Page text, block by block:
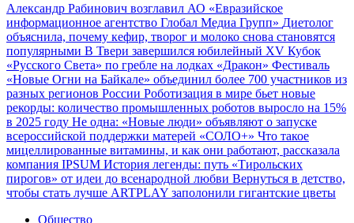
Александр Рабинович возглавил АО «Евразийское
информационное агентство Глобал Медиа Групп» Диетолог
объяснила, почему кефир, творог и молоко снова становятся
популярными В Твери завершился юбилейный XV Кубок
«Русского Света» по гребле на лодках «Дракон» Фестиваль
«Новые Огни на Байкале» объединил более 700 участников из
разных регионов России Роботизация в мире бьет новые
рекорды: количество промышленных роботов выросло на 15%
в 2025 году Не одна: «Новые люди» объявляют о запуске
всероссийской поддержки матерей «СОЛО+» Что такое
мицеллированные витамины, и как они работают, рассказала
компания IPSUM История легенды: путь «Тирольских
пирогов» от идеи до всенародной любви Вернуться в детство,
чтобы стать лучше ARTPLAY заполонили гигантские цветы
Общество